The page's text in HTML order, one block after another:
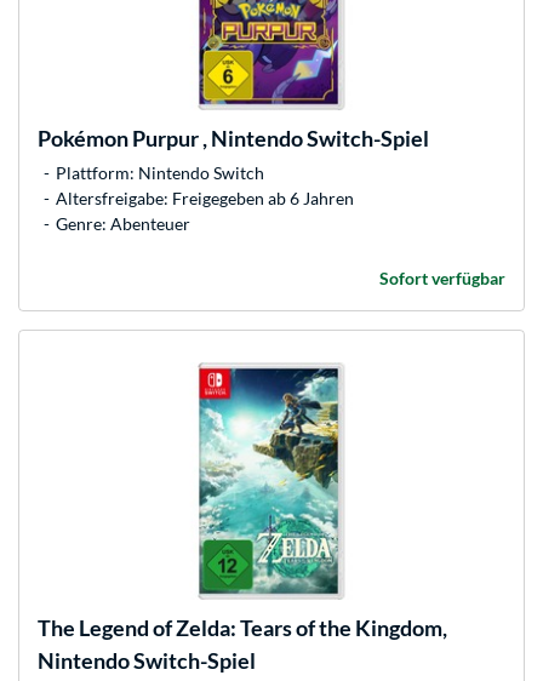
Pokémon Purpur , Nintendo Switch-Spiel
Plattform: Nintendo Switch
Altersfreigabe: Freigegeben ab 6 Jahren
Genre: Abenteuer
Sofort verfügbar
The Legend of Zelda: Tears of the Kingdom,
Nintendo Switch-Spiel